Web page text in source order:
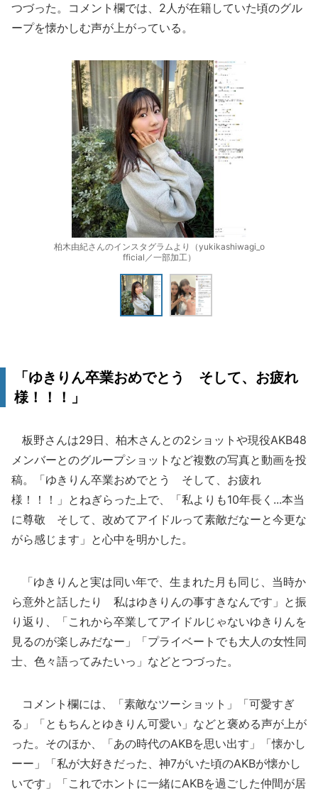
つづった。コメント欄では、2人が在籍していた頃のグル
ープを懐かしむ声が上がっている。
柏木由紀さんのインスタグラムより（yukikashiwagi_o
fficial／一部加工）
「ゆきりん卒業おめでとう そして、お疲れ
様！！！」
板野さんは29日、柏木さんとの2ショットや現役AKB48
メンバーとのグループショットなど複数の写真と動画を投
稿。「ゆきりん卒業おめでとう そして、お疲れ
様！！！」とねぎらった上で、「私よりも10年長く...本当
に尊敬 そして、改めてアイドルって素敵だなーと今更な
がら感じます」と心中を明かした。
「ゆきりんと実は同い年で、生まれた月も同じ、当時か
ら意外と話したり 私はゆきりんの事すきなんです」と振
り返り、「これから卒業してアイドルじゃないゆきりんを
見るのが楽しみだなー」「プライベートでも大人の女性同
士、色々語ってみたいっ」などとつづった。
コメント欄には、「素敵なツーショット」「可愛すぎ
る」「ともちんとゆきりん可愛い」などと褒める声が上が
った。そのほか、「あの時代のAKBを思い出す」「懐かし
ーー」「私が大好きだった、神7がいた頃のAKBが懐かし
いです」「これでホントに一緒にAKBを過ごした仲間が居